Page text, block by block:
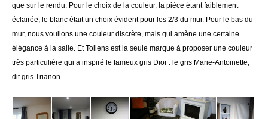
que sur le rendu. Pour le choix de la couleur, la pièce étant faiblement
éclairée, le blanc était un choix évident pour les 2/3 du mur. Pour le bas du
mur, nous voulions une couleur discrète, mais qui amène une certaine
élégance à la salle. Et Tollens est la seule marque à proposer une couleur
très particulière qui a inspiré le fameux gris Dior : le gris Marie-Antoinette,
dit gris Trianon.